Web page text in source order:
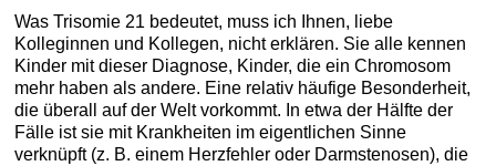
Was Trisomie 21 bedeutet, muss ich Ihnen, liebe
Kolleginnen und Kollegen, nicht erklären. Sie alle kennen
Kinder mit dieser Diagnose, Kinder, die ein Chromosom
mehr haben als andere. Eine relativ häufige Besonderheit,
die überall auf der Welt vorkommt. In etwa der Hälfte der
Fälle ist sie mit Krankheiten im eigentlichen Sinne
verknüpft (z. B. einem Herzfehler oder Darmstenosen), die